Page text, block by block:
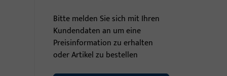
Bitte melden Sie sich mit Ihren
Kundendaten an um eine
Preisinformation zu erhalten
oder Artikel zu bestellen